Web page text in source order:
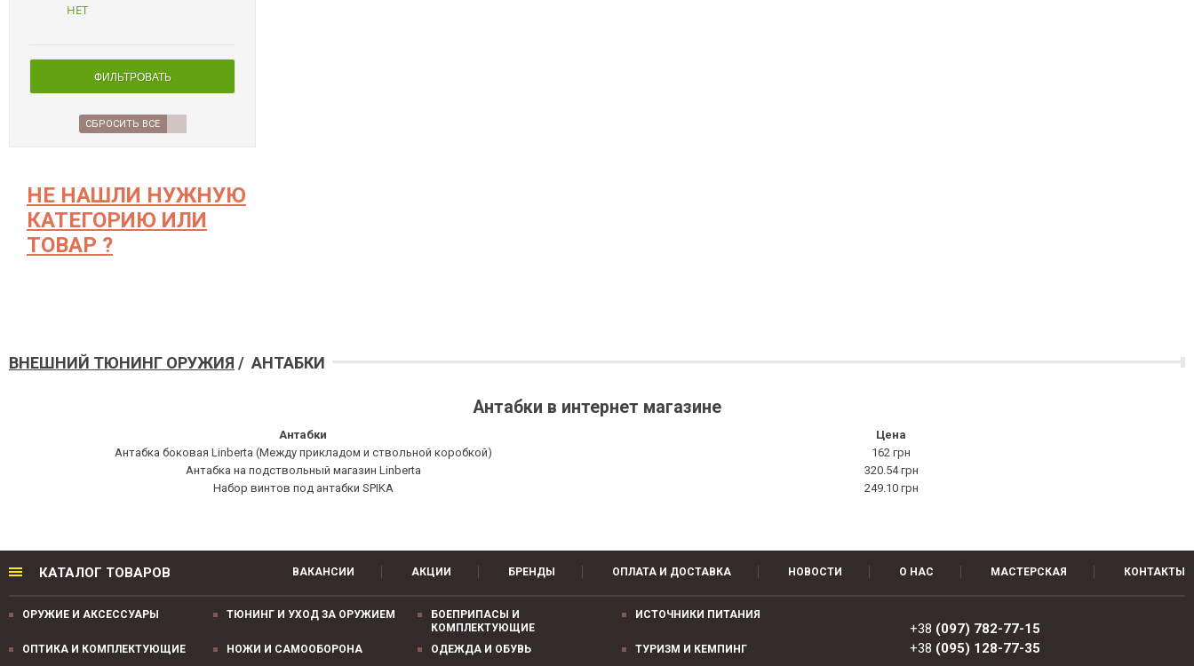
НЕТ
ФИЛЬТРОВАТЬ
СБРОСИТЬ ВСЕ
НЕ НАШЛИ НУЖНУЮ
КАТЕГОРИЮ ИЛИ
ТОВАР ?
ВНЕШНИЙ ТЮНИНГ ОРУЖИЯ / АНТАБКИ
Антабки в интернет магазине
Антабки
Цена
Антабка боковая Linberta (Между прикладом и ствольной коробкой)
162 грн
Антабка на подствольный магазин Linberta
320.54 грн
Набор винтов под антабки SPIKA
249.10 грн
КАТАЛОГ ТОВАРОВ ВАКАНСИИ АКЦИИ БРЕНДЫ ОПЛАТА И ДОСТАВКА НОВОСТИ О НАС МАСТЕРСКАЯ КОНТАКТЫ
+38 (097) 782-77-15
+38 (095) 128-77-35
ОРУЖИЕ И АКСЕССУАРЫ ТЮНИНГ И УХОД ЗА ОРУЖИЕМ
БОЕПРИПАСЫ И
КОМПЛЕКТУЮЩИЕ
ИСТОЧНИКИ ПИТАНИЯ
ОПТИКА И КОМПЛЕКТУЮЩИЕ НОЖИ И САМООБОРОНА ОДЕЖДА И ОБУВЬ ТУРИЗМ И КЕМПИНГ